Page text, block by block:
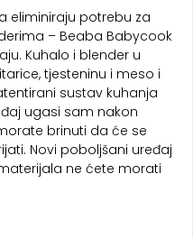
eliminiraju potrebu za
– Beaba Babycook
Kuhalo i blender u
tjesteninu i meso i
sustav kuhanja
ugasi sam nakon
brinuti da će se
Novi poboljšani uređaj
ne ćete morati